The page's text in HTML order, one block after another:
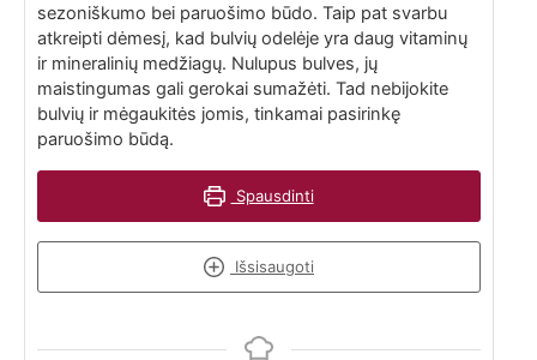
sezoniškumo bei paruošimo būdo. Taip pat svarbu
atkreipti dėmesį, kad bulvių odelėje yra daug vitaminų
ir mineralinių medžiagų. Nulupus bulves, jų
maistingumas gali gerokai sumažėti. Tad nebijokite
bulvių ir mėgaukitės jomis, tinkamai pasirinkę
paruošimo būdą.
Spausdinti
Išsisaugoti